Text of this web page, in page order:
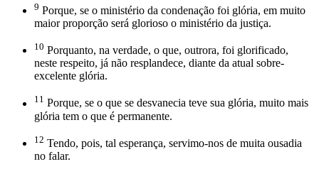
9 Porque, se o ministério da condenação foi glória, em muito
maior proporção será glorioso o ministério da justiça.
10 Porquanto, na verdade, o que, outrora, foi glorificado,
neste respeito, já não resplandece, diante da atual sobre-
excelente glória.
11 Porque, se o que se desvanecia teve sua glória, muito mais
glória tem o que é permanente.
12 Tendo, pois, tal esperança, servimo-nos de muita ousadia
no falar.